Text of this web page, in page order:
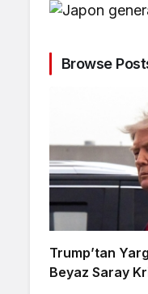
Browse
Trump’tan
Beyaz Saray